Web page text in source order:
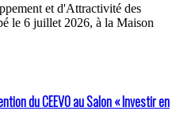
et d'Attractivité des
le 6 juillet 2026, à la Maison
du CEEVO au Salon « Investir en